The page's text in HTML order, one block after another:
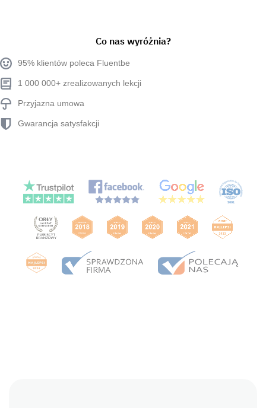
Co nas wyróżnia?
95% klientów poleca Fluentbe
1 000 000+ zrealizowanych lekcji
Przyjazna umowa
Gwarancja satysfakcji